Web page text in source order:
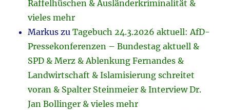
Raffelhüschen & Ausländerkriminalität &
vieles mehr
Markus zuTagebuch 24.3.2026 aktuell: AfD-
Pressekonferenzen – Bundestag aktuell &
SPD & Merz & Ablenkung Fernandes &
Landwirtschaft & Islamisierung schreitet
voran & Spalter Steinmeier & Interview Dr.
Jan Bollinger & vieles mehr